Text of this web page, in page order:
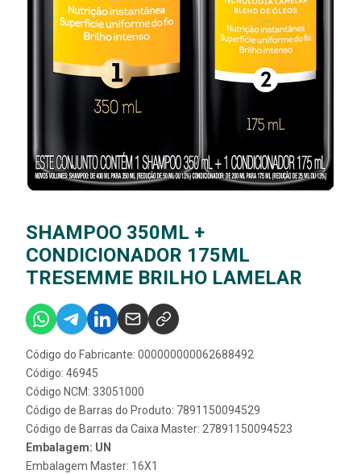
SHAMPOO 350ML +
CONDICIONADOR 175ML
TRESEMME BRILHO LAMELAR
Código do Fabricante: 000000000062688492
Código: 46945
Código NCM: 33051000
Código de Barras do Produto: 7891150094529
Código de Barras da Caixa Master: 27891150094523
Embalagem: UN
Embalagem Master: 16X1